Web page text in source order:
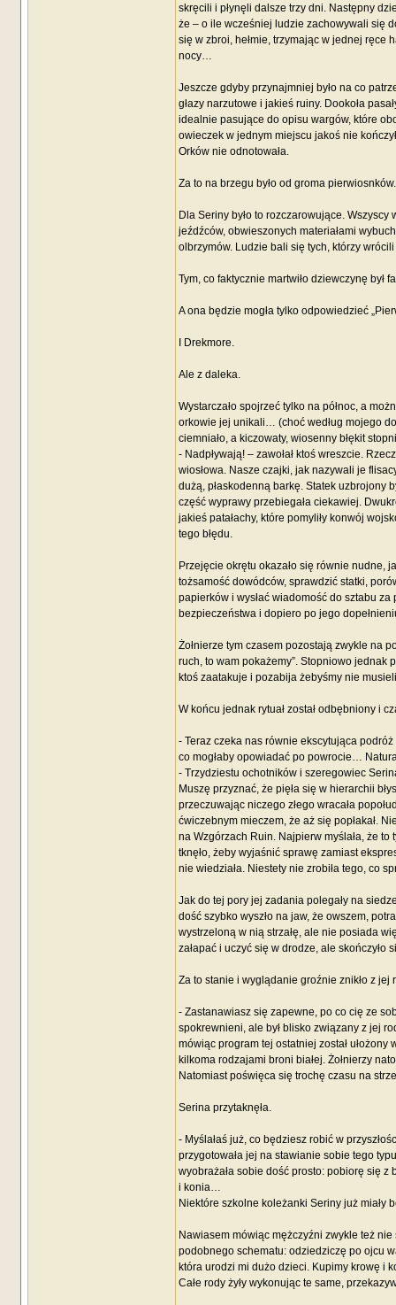
skręcili i płynęli dalsze trzy dni. Następny
że – o ile wcześniej ludzie zachowywali się
się w zbroi, hełmie, trzymając w jednej ręce
nocy…
Jeszcze gdyby przynajmniej było na co
głazy narzutowe i jakieś ruiny. Dookoła
idealnie pasujące do opisu wargów, które
owieczek w jednym miejscu jakoś nie
Orków nie odnotowała.
Za to na brzegu było od groma pierwiosnków.
Dla Seriny było to rozczarowujące.
jeźdźców, obwieszonych materiałami
olbrzymów. Ludzie bali się tych, którzy
Tym, co faktycznie martwiło dziewczynę był
A ona będzie mogła tylko odpowiedzieć
I Drekmore.
Ale z daleka.
Wystarczało spojrzeć tylko na północ, a
orkowie jej unikali… (choć według mojego
ciemniało, a kiczowaty, wiosenny błękit
- Nadpływają! – zawołał ktoś wreszcie.
wiosłowa. Nasze czajki, jak nazywali je
dużą, płaskodenną barkę. Statek uzbrojony
część wyprawy przebiegała ciekawiej.
jakieś patałachy, które pomyliły konwój
tego błędu.
Przejęcie okrętu okazało się równie nudne,
tożsamość dowódców, sprawdzić statki,
papierków i wysłać wiadomość do sztabu
bezpieczeństwa i dopiero po jego
Żołnierze tym czasem pozostają zwykle na
ruch, to wam pokażemy”. Stopniowo jednak
ktoś zaatakuje i pozabija żebyśmy nie
W końcu jednak rytuał został odbębniony i
- Teraz czeka nas równie ekscytująca
co mogłaby opowiadać po powrocie…
- Trzydziestu ochotników i szeregowiec
Muszę przyznać, że pięła się w hierarchii
przeczuwając niczego złego wracała
ćwiczebnym mieczem, że aż się popłakał.
na Wzgórzach Ruin. Najpierw myślała, że
tknęło, żeby wyjaśnić sprawę zamiast
nie wiedziała. Niestety nie zrobiła tego, co
Jak do tej pory jej zadania polegały na
dość szybko wyszło na jaw, że owszem,
wystrzeloną w nią strzałę, ale nie posiada
załapać i uczyć się w drodze, ale skończyło
Za to stanie i wyglądanie groźnie znikło z jej
- Zastanawiasz się zapewne, po co cię ze
spokrewnieni, ale był blisko związany z jej
mówiąc program tej ostatniej został
kilkoma rodzajami broni białej. Żołnierzy
Natomiast poświęca się trochę czasu na
Serina przytaknęła.
- Myślałaś już, co będziesz robić w
przygotowała jej na stawianie sobie tego
wyobrażała sobie dość prosto: pobiorę się
i konia…
Niektóre szkolne koleżanki Seriny już miały
Nawiasem mówiąc mężczyźni zwykle też
podobnego schematu: odziedziczę po ojcu
która urodzi mi dużo dzieci. Kupimy krowę i
Całe rody żyły wykonując te same,